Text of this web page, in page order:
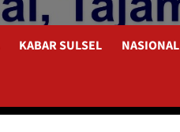
KABAR SULSEL NASIONAL